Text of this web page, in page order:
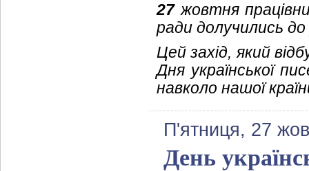
27жовтня
ради долучились до
Цей захід, який
Дня української
навколо нашої
П'ятниця, 27
День